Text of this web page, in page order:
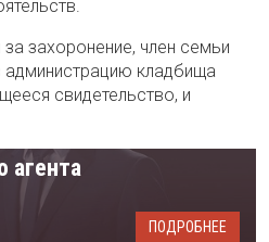
захоронение, член семьи
администрацию кладбища
свидетельство, и
агента
ПОДРОБНЕЕ